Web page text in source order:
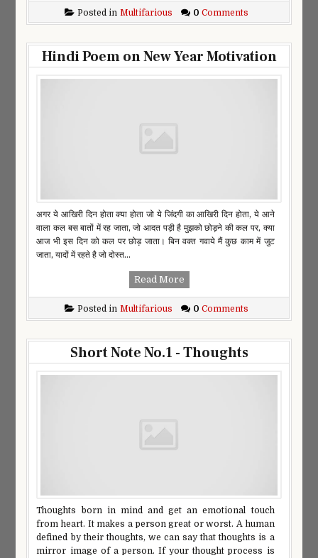
Posted in Multifarious 0 Comments
Hindi Poem on New Year Motivation
अगर ये आखिरी दिन होता क्या होता जो ये जिंदगी का आखिरी दिन होता, ये आने
वाला कल बस बातों में रह जाता, जो आदत पड़ी है मुझको छोड़ने की कल पर, क्या
आज भी इस दिन को कल पर छोड़ जाता। बिन वक्त गवाये मैं कुछ काम में जुट
जाता, यादों में रहते है जो दोस्त...
Read More
Posted in Multifarious 0 Comments
Short Note No.1 - Thoughts
Thoughts born in mind and get an emotional touch
from heart. It makes a person great or worst. A human
defined by their thoughts, we can say that thoughts is a
mirror image of a person. If your thought process is